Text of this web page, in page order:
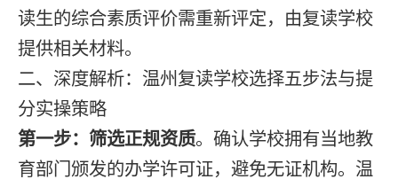
读生的综合素质评价需重新评定，由复读学校
提供相关材料。
二、深度解析：温州复读学校选择五步法与提
分实操策略
第一步：筛选正规资质。确认学校拥有当地教
育部门颁发的办学许可证，避免无证机构。温